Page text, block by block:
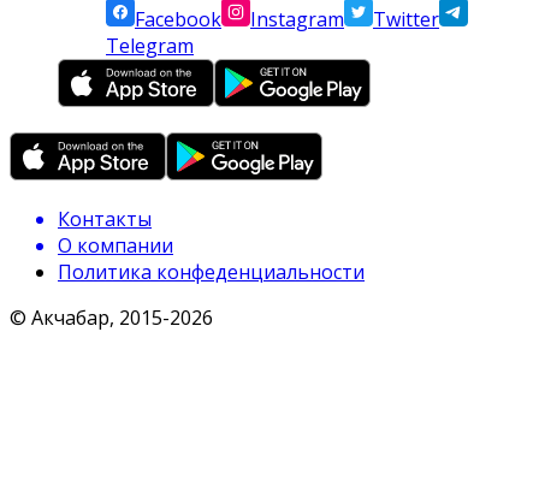
Facebook
Instagram
Twitter
Telegram
Контакты
О компании
Политика конфеденциальности
© Акчабар, 2015-2026